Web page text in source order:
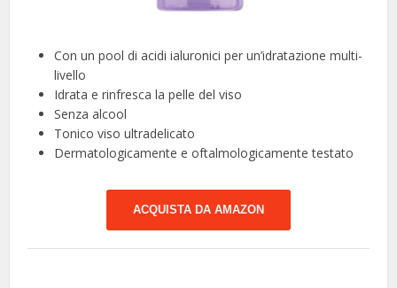
Con un pool di acidi ialuronici per un’idratazione multi-
livello
Idrata e rinfresca la pelle del viso
Senza alcool
Tonico viso ultradelicato
Dermatologicamente e oftalmologicamente testato
ACQUISTA DA AMAZON